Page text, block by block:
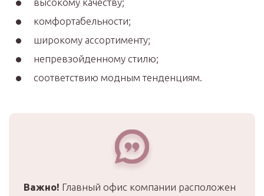
комфортабельности;
широкому ассортименту;
непревзойденному стилю;
соответствию модным тенденциям.
Важно! Главный офис компании расположен